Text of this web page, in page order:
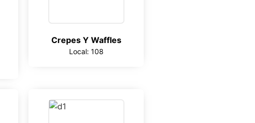
Crepes Y Waffles
Local: 108